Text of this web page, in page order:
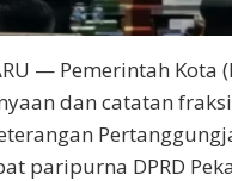
— Pemerintah Kota
dan catatan
paripurna DPRD